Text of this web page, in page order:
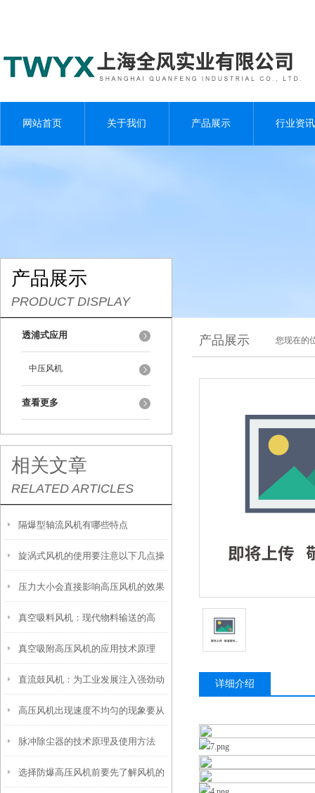
网站首页 关于我们 产品展示 行业资讯
产品展示
PRODUCT DISPLAY
透浦式应用
中压风机
查看更多
相关文章
RELATED ARTICLES
隔爆型轴流风机有哪些特点
旋涡式风机的使用要注意以下几点操
作
压力大小会直接影响高压风机的效果
真空吸料风机：现代物料输送的高
效“气力引擎”
真空吸附高压风机的应用技术原理
直流鼓风机：为工业发展注入强劲动
力
高压风机出现速度不均匀的现象要从
下面着几点来查看
脉冲除尘器的技术原理及使用方法
选择防爆高压风机前要先了解风机的
产品展示 您现在的
详细介绍